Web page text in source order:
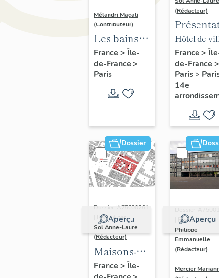
-
Mélandri Magali
(Contributeur)
Les bains
douches
municipaux
de la ville
de Paris
France > Île-
de-France >
Paris
(Rédacteur)
du
de la
annexe
Hôtel de
annexe
France >
de-France >
Paris>
14e
Dossier
Aperçu
Dossier IA75000261
| Réalisé par
Sol Anne-Laure
(Rédacteur)
Maisons-
immeubles
France > Île-
Aperçu
| Réalisé par
Philippe
Emmanuelle
(Rédacteur)
-
Mercier